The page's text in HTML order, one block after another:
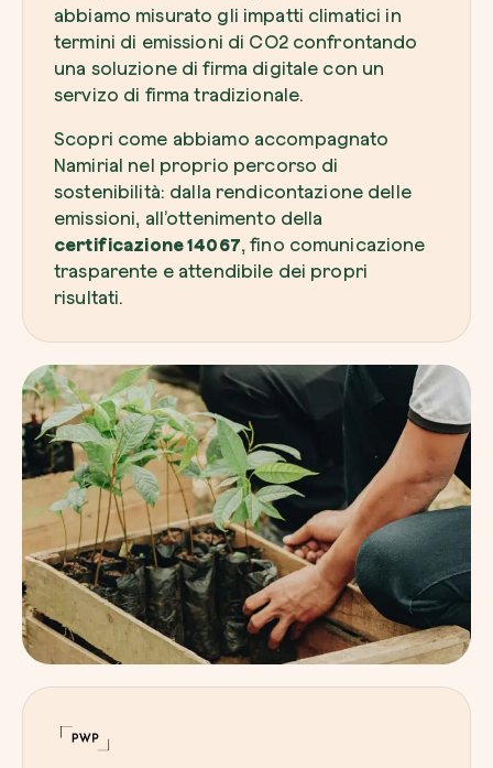
abbiamo misurato gli impatti climatici in
termini di emissioni di CO2 confrontando
una soluzione di firma digitale con un
servizo di firma tradizionale.
Scopri come abbiamo accompagnato
Namirial nel proprio percorso di
sostenibilità: dalla rendicontazione delle
emissioni, all’ottenimento della
certificazione 14067, fino comunicazione
trasparente e attendibile dei propri
risultati.
Pianta un albero
Pianta, adotta o regala un albero. Scegli tra
specie.
Come ci hai conosciuto
Voglio ricevere comunicazioni e
da zeroCO2
Accetto l’informativa sulla
Invia richiesta
Farti un giro sul nostro magazine